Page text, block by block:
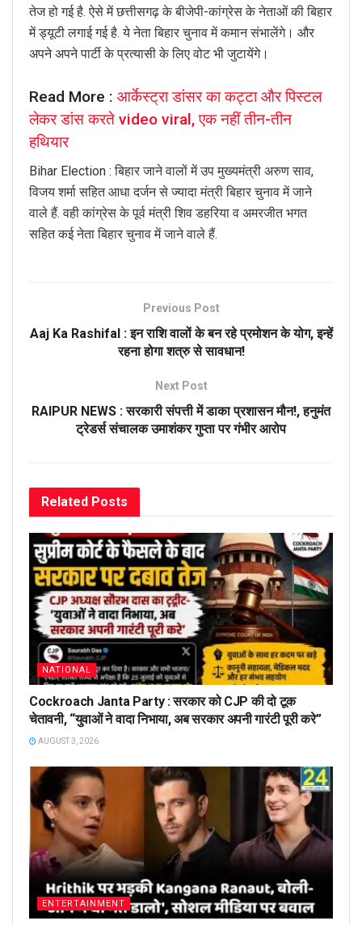
तेज हो गई है. ऐसे में छत्तीसगढ़ के बीजेपी-कांग्रेस के नेताओं की बिहार
में ड्यूटी लगाई गई है. ये नेता बिहार चुनाव में कमान संभालेंगे। और
अपने अपने पार्टी के प्रत्यासी के लिए वोट भी जुटायेंगे।
Read More : आर्केस्ट्रा डांसर का कट्टा और पिस्टल
लेकर डांस करते video viral, एक नहीं तीन-तीन
हथियार
Bihar Election : बिहार जाने वालों में उप मुख्यमंत्री अरुण साव,
विजय शर्मा सहित आधा दर्जन से ज्यादा मंत्री बिहार चुनाव में जाने
वाले हैं. वही कांग्रेस के पूर्व मंत्री शिव डहरिया व अमरजीत भगत
सहित कई नेता बिहार चुनाव में जाने वाले हैं.
Previous Post
Aaj Ka Rashifal : इन राशि वालों के बन रहे प्रमोशन के योग, इन्हें
रहना होगा शत्रु से सावधान!
Next Post
RAIPUR NEWS : सरकारी संपत्ती में डाका प्रशासन मौन!, हनुमंत
ट्रेडर्स संचालक उमाशंकर गुप्ता पर गंभीर आरोप
Related Posts
NATIONAL
Cockroach Janta Party : सरकार को CJP की दो टूक
चेतावनी, “युवाओं ने वादा निभाया, अब सरकार अपनी गारंटी पूरी करे”
AUGUST 3, 2026
ENTERTAINMENT